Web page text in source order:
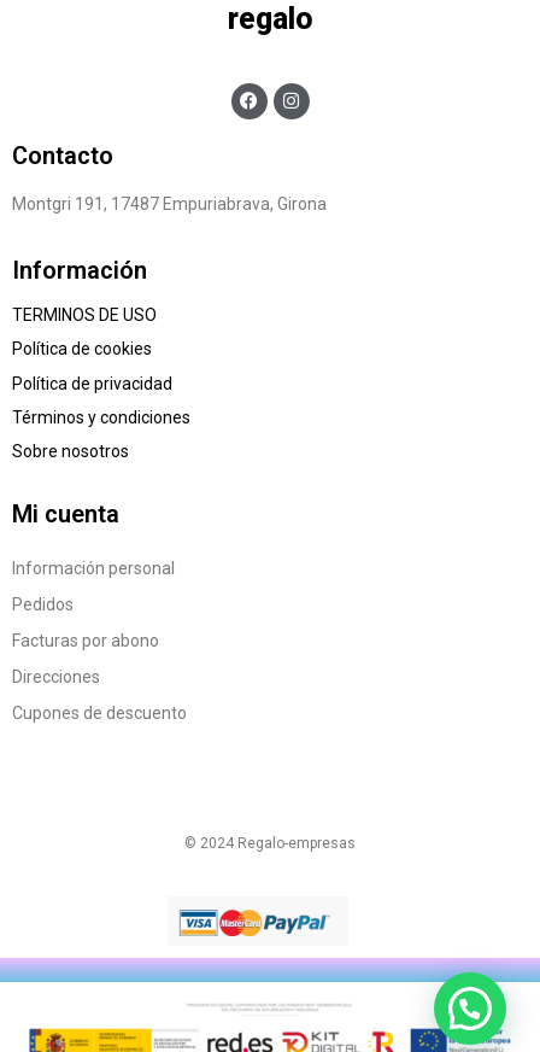
regalo
Contacto
Montgri 191, 17487 Empuriabrava, Girona
Información
TERMINOS DE USO
Política de cookies
Política de privacidad
Términos y condiciones
Sobre nosotros
Mi cuenta
Información personal
Pedidos
Facturas por abono
Direcciones
Cupones de descuento
© 2024 Regalo-empresas